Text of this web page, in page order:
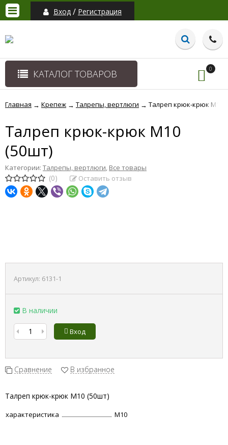
Вход / Регистрация
КАТАЛОГ ТОВАРОВ 0
Главная → Крепеж → Талрепы, вертлюги → Талреп крюк-крюк М10
Талреп крюк-крюк М10
(50шт)
Категории: Талрепы, вертлюги, Все товары
(0) Оставить отзыв
Артикул: 6131-1
В наличии
Вход
Сравнение В избранное
Талреп крюк-крюк М10 (50шт)
характеристика М10